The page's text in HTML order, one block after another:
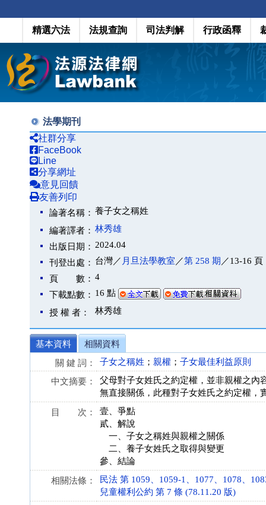
精選六法 法規查詢 司法判解 行政函釋
法學期刊
社群分享
FaceBook
Line
分享網址
意見回饋
友善列印
論著名稱： 養子女之稱姓
編著譯者： 林秀雄
出版日期： 2024.04
刊登出處： 台灣／ 月旦法學教室 ／第 258 期 ／13-16 頁
頁 數： 4
下載點數： 16 點
授 權 者： 林秀雄
基本資料
相關資料
關 鍵 詞：
子女之稱姓 ； 親權 ； 子女最佳利益原則
中文摘要：
父母對子女姓氏之約定權，並非親權之內
無直接關係，此種對子女姓氏之約定權，
目 次：
壹、爭點
貳、解說
一、子女之稱姓與親權之關係
二、養子女姓氏之取得與變更
參、結論
相關法條：
民法 第 1059、1059-1、1077、1078、
兒童權利公約 第 7 條 (78.11.20 版)